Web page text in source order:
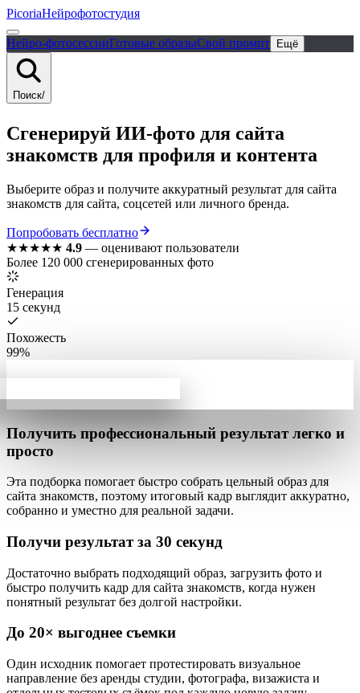
PicoriaНейрофотостудия
Нейро-фотосессииГотовые образыСвой промпт Ещё
Поиск/
Сгенерируй ИИ-фото для сайта
знакомств для профиля и контента
Выберите образ и получите аккуратный результат для сайта
знакомств для сайта, соцсетей или личного бренда.
Попробовать бесплатно
★★★★★ 4.9 — оценивают пользователи
Более 120 000 сгенерированных фото
Генерация
15 секунд
Похожесть
99%
Получить профессиональный результат легко и
просто
Эта подборка помогает быстро собрать цельный образ для
сайта знакомств, поэтому итоговый кадр выглядит аккуратно,
собранно и уместно для реальной задачи.
Получи результат за 30 секунд
Достаточно выбрать подходящий образ, загрузить фото и
быстро получить кадр для сайта знакомств, когда нужен
понятный результат без долгой настройки.
До 20× выгоднее съемки
Один исходник помогает протестировать визуальное
направление без аренды студии, фотографа, визажиста и